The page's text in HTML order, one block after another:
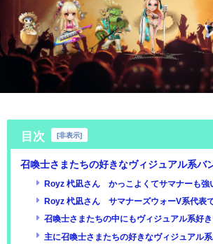
目次 [非表示]
召喚士さまたちの好きなヴィジュアル系バ
Royz 杙凪さん かっこよくてサマナーも強
Royz 杙凪さん サマナーズウォーV系代表で
召喚士さまたちの中にもヴィジュアル系好
主に召喚士さまたちの好きなヴィジュアル